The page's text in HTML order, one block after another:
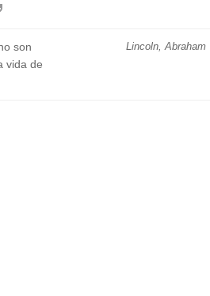
Lincoln, Abraham
son
vida de